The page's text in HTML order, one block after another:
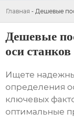
Главная - Дешевые
Дешевые
оси
Ищете
определения
ключевых
оптимальные